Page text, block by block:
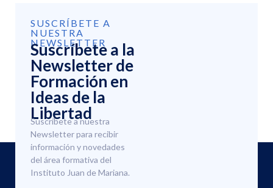
SUSCRÍBETE A
NUESTRA
NEWSLETTER
Suscríbete a la
Newsletter de
Formación en
Ideas de la
Libertad
Suscríbete a nuestra
Newsletter para recibir
información y novedades
del área formativa del
Instituto Juan de Mariana.